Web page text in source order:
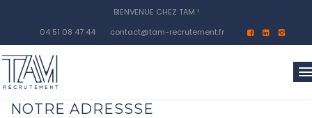
BIENVENUE CHEZ TAM !
04 51 08 47 44
contact@tam-recrutement.fr
NOTRE ADRESSSE